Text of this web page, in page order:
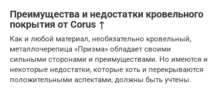
Преимущества и недостатки кровельного
покрытия от Corus ↑
Как и любой материал, необязательно кровельный,
металлочерепица «Призма» обладает своими
сильными сторонами и преимуществами. Но имеются и
некоторые недостатки, которые хоть и перекрываются
положительными аспектами, должны быть учтены.